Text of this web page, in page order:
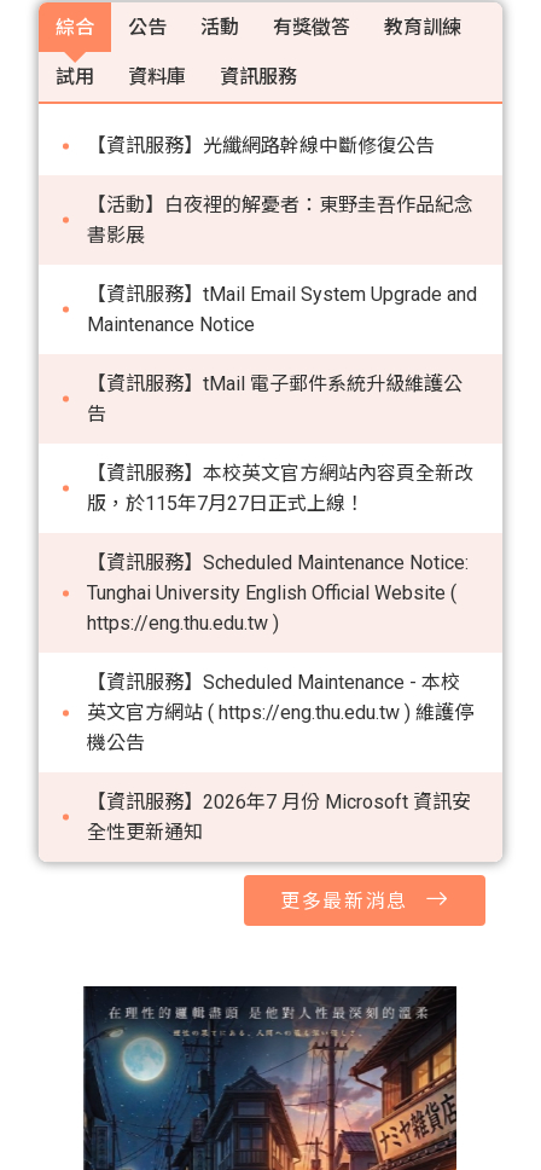
綜合 公告 活動 有獎徵答 教育訓練
試用 資料庫 資訊服務
【資訊服務】光纖網路幹線中斷修復公告
【活動】白夜裡的解憂者：東野圭吾作品紀念
書影展
【資訊服務】tMail Email System Upgrade and
Maintenance Notice
【資訊服務】tMail 電子郵件系統升級維護公
告
【資訊服務】本校英文官方網站內容頁全新改
版，於115年7月27日正式上線！
【資訊服務】Scheduled Maintenance Notice:
Tunghai University English Official Website (
https://eng.thu.edu.tw )
【資訊服務】Scheduled Maintenance - 本校
英文官方網站 ( https://eng.thu.edu.tw ) 維護停
機公告
【資訊服務】2026年7 月份 Microsoft 資訊安
全性更新通知
更多最新消息